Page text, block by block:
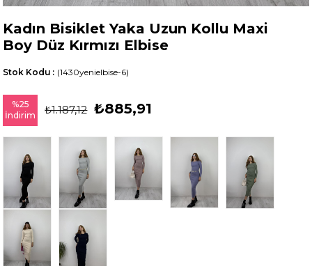
Kadın Bisiklet Yaka Uzun Kollu Maxi
Boy Düz Kırmızı Elbise
(1430yenielbise-6)
Stok Kodu
%25
İndirim
₺1.187,12 ₺885,91